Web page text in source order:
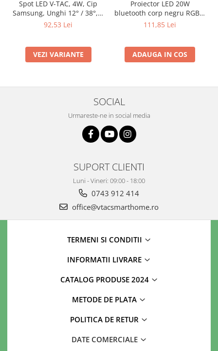
Spot LED V-TAC, 4W, Cip
Samsung, Unghi 12° / 38°, 5
ani garantie
92,53 Lei
VEZI VARIANTE
Proiector LED 20W
bluetooth corp negru RGB +
lumină Rece
111,85 Lei
ADAUGA IN COS
SOCIAL
Urmareste-ne in social media
SUPORT CLIENTI
Luni - Vineri: 09:00 - 18:00
0743 912 414
office@vtacsmarthome.ro
TERMENI SI CONDITII
INFORMATII LIVRARE
CATALOG PRODUSE 2024
METODE DE PLATA
POLITICA DE RETUR
DATE COMERCIALE